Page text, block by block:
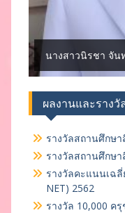
นางสาวนิรชา จัน
ผลงานและรางวั
รางวัลสถานศึกษ
รางวัลสถานศึกษ
รางวัลคะแนนเฉ
NET) 2562
รางวัล 10,000